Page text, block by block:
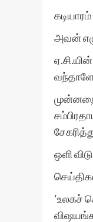
அவன்
ஒளி
‘உலகச்